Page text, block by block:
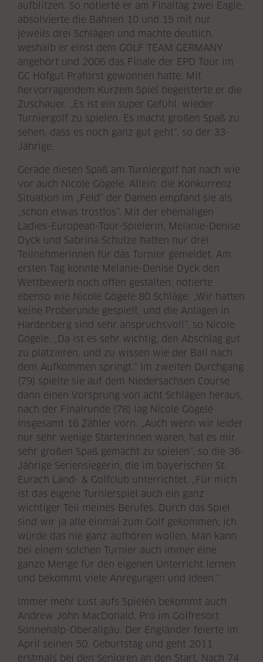
aufblitzen. So notierte er am Finaltag zwei Eagle,
absolvierte die Bahnen 10 und 15 mit nur
jeweils drei Schlägen und machte deutlich,
weshalb er einst dem GOLF TEAM GERMANY
angehört und 2006 das Finale der EPD Tour im
GC Hofgut Praforst gewonnen hatte. Mit
hervorragendem Kurzem Spiel begeisterte er die
Zuschauer. „Es ist ein super Gefühl, wieder
Turniergolf zu spielen. Es macht großen Spaß zu
sehen, dass es noch ganz gut geht“, so der 33-
Jährige.
Gerade diesen Spaß am Turniergolf hat nach wie
vor auch Nicole Gögele. Allein: die Konkurrenz-
Situation im „Feld“ der Damen empfand sie als
„schon etwas trostlos“. Mit der ehemaligen
Ladies-European-Tour-Spielerin, Melanie-Denise
Dyck und Sabrina Schulze hatten nur drei
Teilnehmerinnen für das Turnier gemeldet. Am
ersten Tag konnte Melanie-Denise Dyck den
Wettbewerb noch offen gestalten, notierte
ebenso wie Nicole Gögele 80 Schläge. „Wir hatten
keine Proberunde gespielt, und die Anlagen in
Hardenberg sind sehr anspruchsvoll“, so Nicole
Gögele. „Da ist es sehr wichtig, den Abschlag gut
zu platzieren, und zu wissen wie der Ball nach
dem Aufkommen springt.“ Im zweiten Durchgang
(79) spielte sie auf dem Niedersachsen Course
dann einen Vorsprung von acht Schlägen heraus,
nach der Finalrunde (78) lag Nicole Gögele
insgesamt 16 Zähler vorn. „Auch wenn wir leider
nur sehr wenige Starterinnen waren, hat es mir
sehr großen Spaß gemacht zu spielen“, so die 36-
Jährige Seriensiegerin, die im bayerischen St.
Eurach Land- & Golfclub unterrichtet. „Für mich
ist das eigene Turnierspiel auch ein ganz
wichtiger Teil meines Berufes. Durch das Spiel
sind wir ja alle einmal zum Golf gekommen; ich
würde das nie ganz aufhören wollen. Man kann
bei einem solchen Turnier auch immer eine
ganze Menge für den eigenen Unterricht lernen
und bekommt viele Anregungen und Ideen.“
Immer mehr Lust aufs Spielen bekommt auch
Andrew John MacDonald, Pro im Golfresort
Sonnenalp-Oberallgäu. Der Engländer feierte im
April seinen 50. Geburtstag und geht 2011
erstmals bei den Senioren an den Start. Nach 74